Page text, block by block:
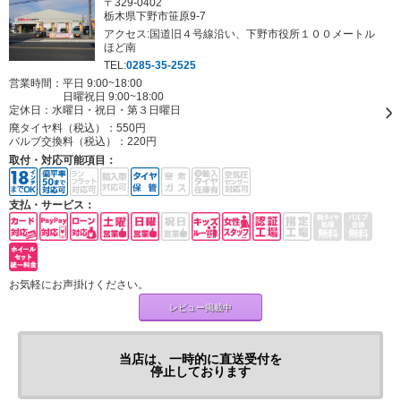
〒329-0402
栃木県下野市笹原9-7
アクセス:国道旧４号線沿い、下野市役所１００メートル
ほど南
TEL:0285-35-2525
営業時間：平日 9:00~18:00
日曜祝日 9:00~18:00
定休日： 水曜日・祝日・第３日曜日
廃タイヤ料（税込）： 550円
バルブ交換料（税込）： 220円
取付・対応可能項目：
支払・サービス：
お気軽にお声掛けください。
レビュー掲載中
当店は、一時的に直送受付を
停止しております